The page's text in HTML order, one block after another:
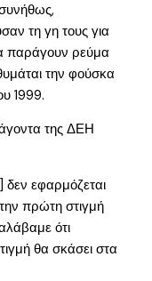
τη γη τους για
παράγουν ρεύμα
την φούσκα
1999.
της ΔΕΗ
δεν εφαρμόζεται
πρώτη στιγμή
ότι
θα σκάσει στα